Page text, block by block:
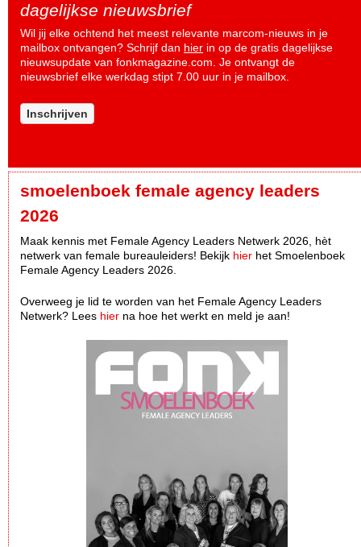
dagelijkse nieuwsbrief
Wil jij elke ochtend het meest relevante marcom-nieuws in je
mailbox ontvangen? Schrijf dan hier in op de gratis dagelijkse
nieuwsupdate van fonkmagazine.com. Je ontvangt de
nieuwsbrief elke werkdag stipt 7.00 uur in je mailbox.
Inschrijven
smoelenboek female agency leaders
2026
Maak kennis met Female Agency Leaders Netwerk 2026, hèt
netwerk van female bureauleiders! Bekijk hier het Smoelenboek
Female Agency Leaders 2026.
Overweeg je lid te worden van het Female Agency Leaders
Netwerk? Lees hier na hoe het werkt en meld je aan!